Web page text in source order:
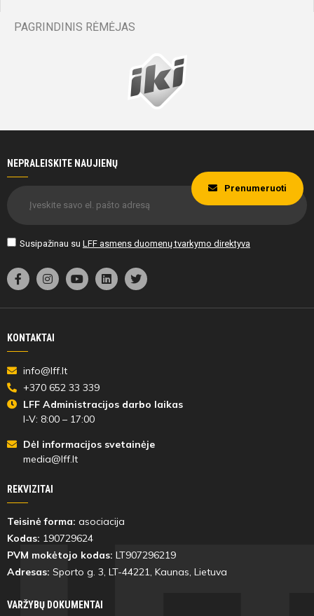
PAGRINDINIS RĖMĖJAS
NEPRALEISKITE NAUJIENŲ
Susipažinau su LFF asmens duomenų tvarkymo direktyva
Prenumeruoti
KONTAKTAI
info@lff.lt
+370 652 33 339
LFF Administracijos darbo laikas
I-V: 8:00 – 17:00
Dėl informacijos svetainėje
media@lff.lt
REKVIZITAI
Teisinė forma: asociacija
Kodas: 190729624
PVM mokėtojo kodas: LT907296219
Adresas: Sporto g. 3, LT-44221, Kaunas, Lietuva
VARŽYBŲ DOKUMENTAI